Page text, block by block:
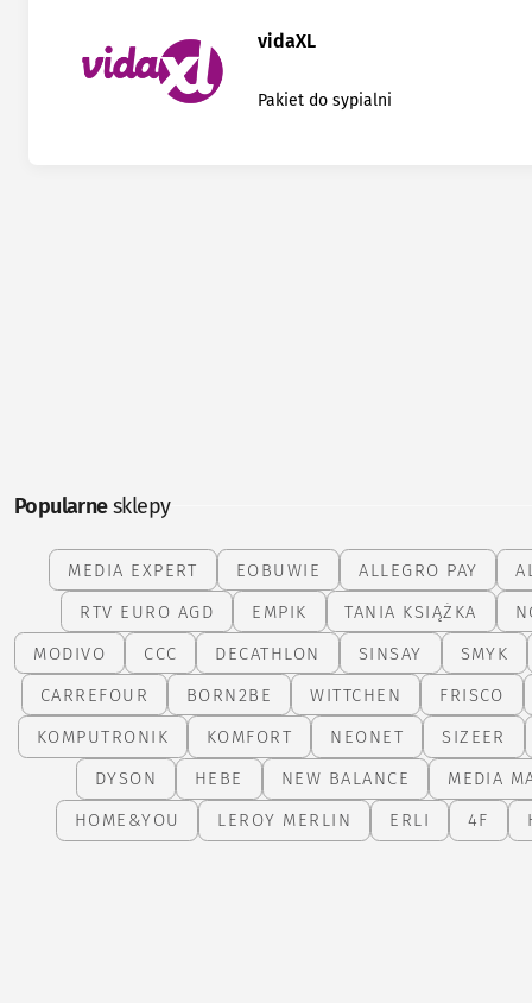
vidaXL
Pakiet do sypialni
Popularnesklepy
MEDIA EXPERT EOBUWIE ALLEGRO PAY
RTV EURO AGD
EMPIK TANIA KSIĄŻKA
MODIVO
CCC DECATHLON SINSAY
SMYK
CARREFOUR
BORN2BE WITTCHEN
FRISCO
KOMPUTRONIK
KOMFORT NEONET
SIZEER
DYSON
HEBE NEW BALANCE
MEDIA
HOME&YOU
LEROY MERLIN ERLI 4F